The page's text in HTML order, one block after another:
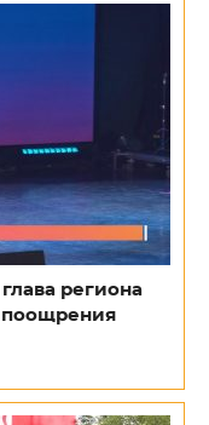
региона
поощрения